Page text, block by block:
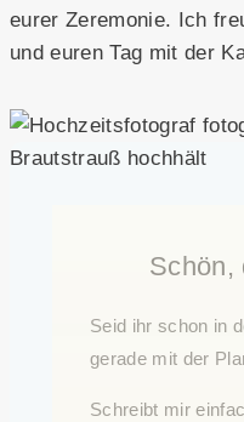
eurer Zeremonie. Ich
und euren Tag mit der
Schön,
Seid ihr schon in
gerade mit der
Schreibt mir